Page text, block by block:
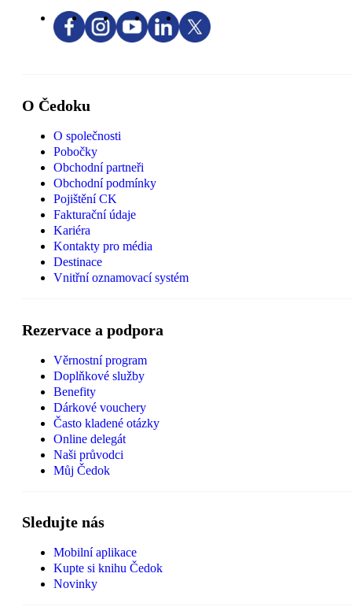
O Čedoku
O společnosti
Pobočky
Obchodní partneři
Obchodní podmínky
Pojištění CK
Fakturační údaje
Kariéra
Kontakty pro média
Destinace
Vnitřní oznamovací systém
Rezervace a podpora
Věrnostní program
Doplňkové služby
Benefity
Dárkové vouchery
Často kladené otázky
Online delegát
Naši průvodci
Můj Čedok
Sledujte nás
Mobilní aplikace
Kupte si knihu Čedok
Novinky